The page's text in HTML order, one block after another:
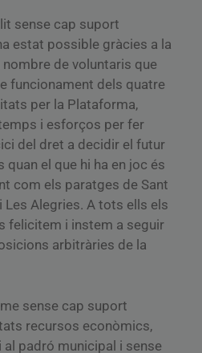
sense cap suport
estat possible gràcies a la
de voluntaris que
funcionament dels quatre
per la Plataforma,
i esforços per fer
del dret a decidir el futur
quan el que hi ha en joc és
com els paratges de Sant
Les Alegries. A tots ells els
felicitem i instem a seguir
arbitràries de la
sense cap suport
recursos econòmics,
al padró municipal i sense